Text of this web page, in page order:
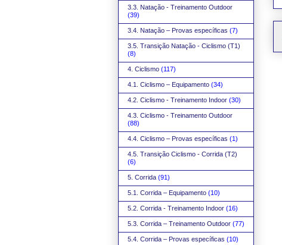
3.3. Natação - Treinamento Outdoor
(39)
3.4. Natação – Provas específicas (7)
3.5. Transição Natação - Ciclismo (T1)
(8)
4. Ciclismo (117)
4.1. Ciclismo – Equipamento (34)
4.2. Ciclismo - Treinamento Indoor (30)
4.3. Ciclismo - Treinamento Outdoor
(88)
4.4. Ciclismo – Provas específicas (1)
4.5. Transição Ciclismo - Corrida (T2)
(6)
5. Corrida (91)
5.1. Corrida – Equipamento (10)
5.2. Corrida - Treinamento Indoor (16)
5.3. Corrida – Treinamento Outdoor (77)
5.4. Corrida – Provas específicas (10)